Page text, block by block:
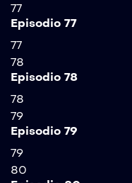
77
Episodio 77
77
78
Episodio 78
78
79
Episodio 79
79
80